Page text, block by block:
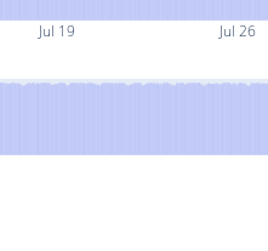
Jul 19 Jul 26